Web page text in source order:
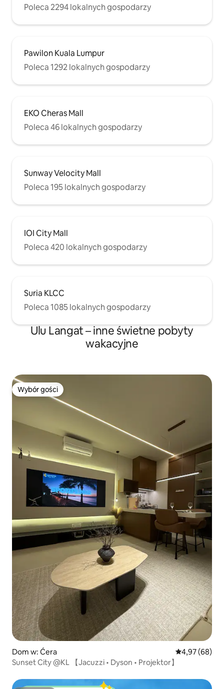
Poleca 2294 lokalnych gospodarzy
Pawilon Kuala Lumpur
Poleca 1292 lokalnych gospodarzy
EKO Cheras Mall
Poleca 46 lokalnych gospodarzy
Sunway Velocity Mall
Poleca 195 lokalnych gospodarzy
IOI City Mall
Poleca 420 lokalnych gospodarzy
Suria KLCC
Poleca 1085 lokalnych gospodarzy
Ulu Langat – inne świetne pobyty
wakacyjne
Wybór gości
Wybór gości
Dom w: Ćera Średnia
4,97 (68)
Sunset City @KL 【Jacuzzi • Dyson • Projektor】